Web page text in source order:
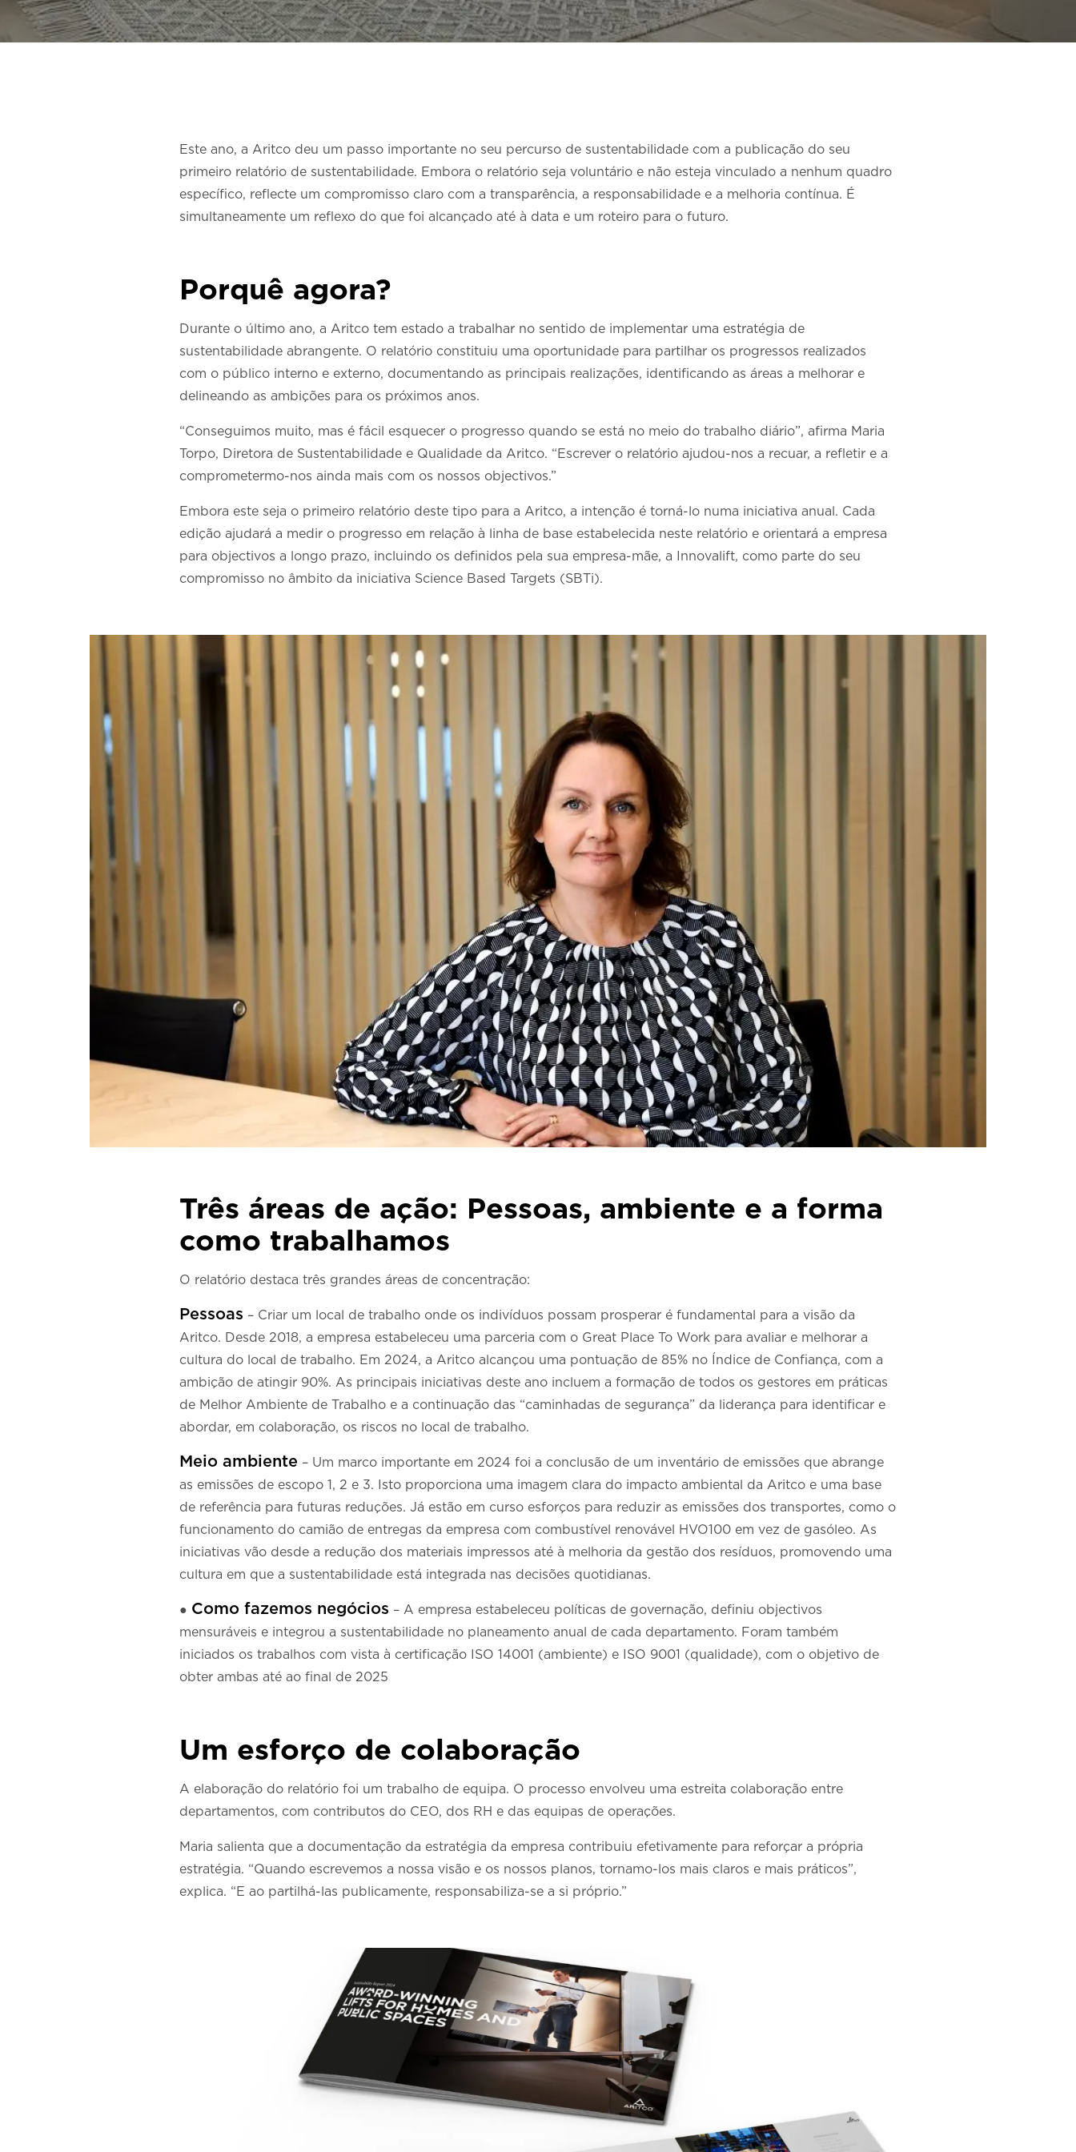
Este ano, a Aritco deu um passo importante no seu percurso de sustentabilidade com a publicação do seu
primeiro relatório de sustentabilidade. Embora o relatório seja voluntário e não esteja vinculado a nenhum quadro
específico, reflecte um compromisso claro com a transparência, a responsabilidade e a melhoria contínua. É
simultaneamente um reflexo do que foi alcançado até à data e um roteiro para o futuro.
Porquê agora?
Durante o último ano, a Aritco tem estado a trabalhar no sentido de implementar uma estratégia de
sustentabilidade abrangente. O relatório constituiu uma oportunidade para partilhar os progressos realizados
com o público interno e externo, documentando as principais realizações, identificando as áreas a melhorar e
delineando as ambições para os próximos anos.
“Conseguimos muito, mas é fácil esquecer o progresso quando se está no meio do trabalho diário”, afirma Maria
Torpo, Diretora de Sustentabilidade e Qualidade da Aritco. “Escrever o relatório ajudou-nos a recuar, a refletir e a
comprometermo-nos ainda mais com os nossos objectivos.”
Embora este seja o primeiro relatório deste tipo para a Aritco, a intenção é torná-lo numa iniciativa anual. Cada
edição ajudará a medir o progresso em relação à linha de base estabelecida neste relatório e orientará a empresa
para objectivos a longo prazo, incluindo os definidos pela sua empresa-mãe, a Innovalift, como parte do seu
compromisso no âmbito da iniciativa Science Based Targets (SBTi).
Três áreas de ação: Pessoas, ambiente e a forma
como trabalhamos
O relatório destaca três grandes áreas de concentração:
Pessoas – Criar um local de trabalho onde os indivíduos possam prosperar é fundamental para a visão da
Aritco. Desde 2018, a empresa estabeleceu uma parceria com o Great Place To Work para avaliar e melhorar a
cultura do local de trabalho. Em 2024, a Aritco alcançou uma pontuação de 85% no Índice de Confiança, com a
ambição de atingir 90%. As principais iniciativas deste ano incluem a formação de todos os gestores em práticas
de Melhor Ambiente de Trabalho e a continuação das “caminhadas de segurança” da liderança para identificar e
abordar, em colaboração, os riscos no local de trabalho.
Meio ambiente – Um marco importante em 2024 foi a conclusão de um inventário de emissões que abrange
as emissões de escopo 1, 2 e 3. Isto proporciona uma imagem clara do impacto ambiental da Aritco e uma base
de referência para futuras reduções. Já estão em curso esforços para reduzir as emissões dos transportes, como o
funcionamento do camião de entregas da empresa com combustível renovável HVO100 em vez de gasóleo. As
iniciativas vão desde a redução dos materiais impressos até à melhoria da gestão dos resíduos, promovendo uma
cultura em que a sustentabilidade está integrada nas decisões quotidianas.
● Como fazemos negócios – A empresa estabeleceu políticas de governação, definiu objectivos
mensuráveis e integrou a sustentabilidade no planeamento anual de cada departamento. Foram também
iniciados os trabalhos com vista à certificação ISO 14001 (ambiente) e ISO 9001 (qualidade), com o objetivo de
obter ambas até ao final de 2025
Um esforço de colaboração
A elaboração do relatório foi um trabalho de equipa. O processo envolveu uma estreita colaboração entre
departamentos, com contributos do CEO, dos RH e das equipas de operações.
Maria salienta que a documentação da estratégia da empresa contribuiu efetivamente para reforçar a própria
estratégia. “Quando escrevemos a nossa visão e os nossos planos, tornamo-los mais claros e mais práticos”,
explica. “E ao partilhá-las publicamente, responsabiliza-se a si próprio.”